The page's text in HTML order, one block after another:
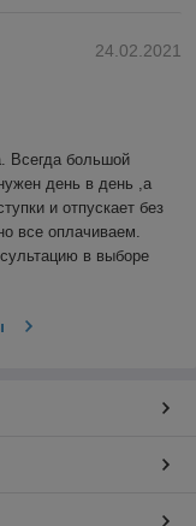
24.02.2021
Всегда большой
день в день ,а
и отпускает без
все оплачиваем.
в выборе